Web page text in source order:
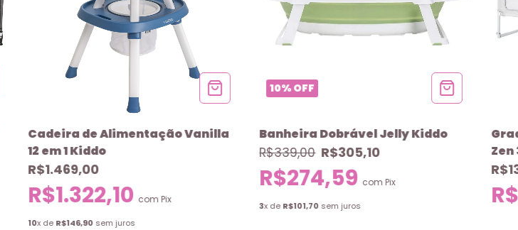
Cadeira de Alimentação Vanilla
12 em 1 Kiddo
R$1.469,00
R$1.322,10 com Pix
10x deR$146,90sem juros
10%OFF
Banheira Dobrável Jelly Kiddo
R$339,00 R$305,10
R$274,59 com Pix
3x deR$101,70 sem juros
Zen